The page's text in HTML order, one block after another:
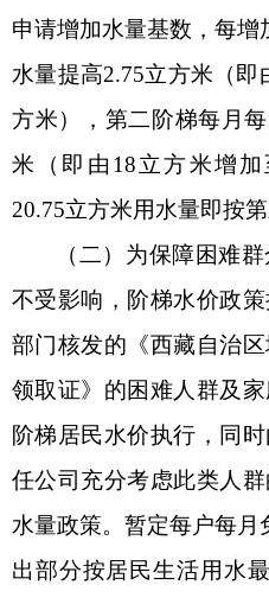
申请增加水量基数，每
水量提高2.75立方米（即
方米），第二阶梯每月
米（即由18立方米增
20.75立方米用水量即按
（二） 为保障困难
不受影响，阶梯水价政
部门核发的《西藏自治
领取证》的困难人群及
阶梯居民水价执行，同
任公司充分考虑此类人
水量政策。暂定每户每月
出部分按居民生活用水